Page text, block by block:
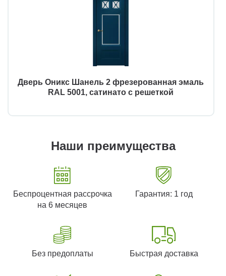
Дверь Оникс Шанель 2 фрезерованная эмаль
RAL 5001, сатинато с решеткой
Наши преимущества
Беспроцентная рассрочка
на 6 месяцев
Гарантия: 1 год
Без предоплаты Быстрая доставка